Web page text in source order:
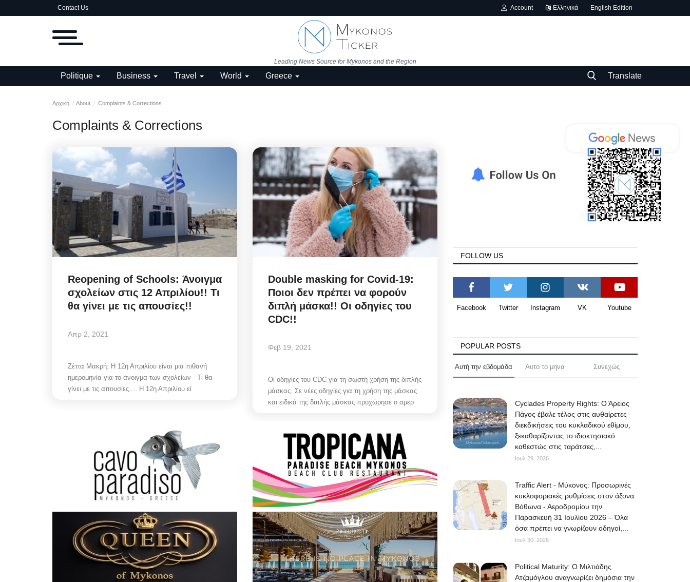
Contact Us Account Ελληνικά English Edition
Leading News Source for Mykonos and the Region
Politique Business Travel World Greece Translate
Αρχική About Complaints & Corrections
Complaints & Corrections
Reopening of Schools: Άνοιγμα
σχολείων στις 12 Απριλίου!! Τι
θα γίνει με τις απουσίες!!
Απρ 2, 2021
Ζέττα Μακρή: Η 12η Απριλίου είναι μια πιθανή
ημερομηνία για το άνοιγμα των σχολείων - Τι θα
γίνει με τις απουσίες.... Η 12η Απριλίου εί
Double masking for Covid-19:
Ποιοι δεν πρέπει να φορούν
διπλή μάσκα!! Οι οδηγίες του
CDC!!
Φεβ 19, 2021
Οι οδηγίες του CDC για τη σωστή χρήση της διπλής
μάσκας. Σε νέες οδηγίες για τη χρήση της μάσκας
και ειδικά της διπλής μάσκας προχώρησε ο αμερ
FOLLOW US
Facebook Twitter Instagram VK Youtube
POPULAR POSTS
Αυτή την εβδομάδα Αυτο το μηνα Συνεχώς
Cyclades Property Rights: Ο Άρειος
Πάγος έβαλε τέλος στις αυθαίρετες
διεκδικήσεις του κυκλαδικού εθίμου,
ξεκαθαρίζοντας το ιδιοκτησιακό
καθεστώς στις ταράτσες,...
Ιουλ 29, 2026
Traffic Alert - Μύκονος: Προσωρινές
κυκλοφοριακές ρυθμίσεις στον άξονα
Βόθωνα - Αεροδρομίου την
Παρασκευή 31 Ιουλίου 2026 – Όλα
όσα πρέπει να γνωρίζουν οδηγοί,...
Ιουλ 30, 2026
Political Maturity: Ο Μιλτιάδης
Ατζαμόγλου αναγνωρίζει δημόσια την